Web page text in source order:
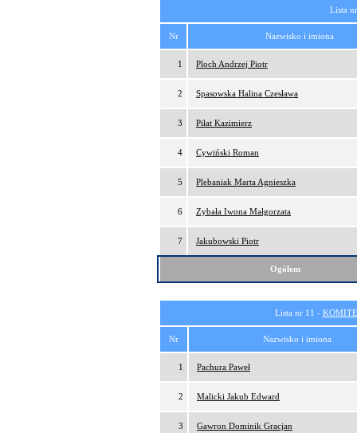
Lista
Nr Nazwisko i imiona
1 Ploch Andrzej Piotr
2 Spasowska Halina Czesława
3 Piłat Kazimierz
4 Cywiński Roman
5 Plebaniak Marta Agnieszka
6 Zybała Iwona Małgorzata
7 Jakubowski Piotr
Ogółem
Lista nr 11 -
Nr Nazwisko i imiona
1 Pachura Paweł
2 Malicki Jakub Edward
3 Gawron Dominik Gracjan